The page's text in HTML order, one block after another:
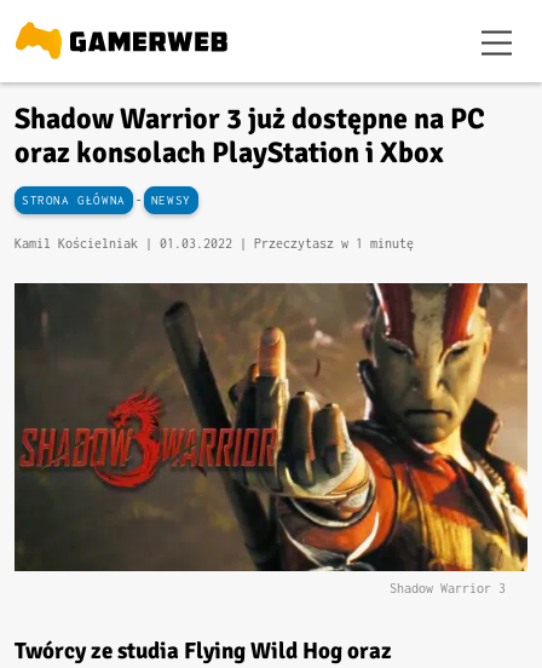
Shadow Warrior 3 już dostępne na PC
oraz konsolach PlayStation i Xbox
STRONA GŁÓWNA - NEWSY
Kamil Kościelniak | 01.03.2022 | Przeczytasz w 1 minutę
Shadow Warrior 3
Twórcy ze studia Flying Wild Hog oraz